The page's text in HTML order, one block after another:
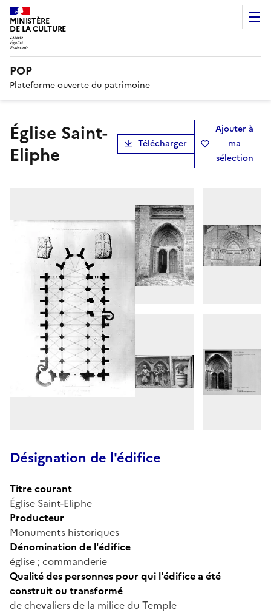
MINISTÈRE
DE LA CULTURE
POP
Plateforme ouverte du patrimoine
Église Saint-
Eliphe
Télécharger
Ajouter à
ma
sélection
Désignation de l'édifice
Titre courant
Église Saint-Eliphe
Producteur
Monuments historiques
Dénomination de l'édifice
église ; commanderie
Qualité des personnes pour qui l'édifice a été
construit ou transformé
de chevaliers de la milice du Temple